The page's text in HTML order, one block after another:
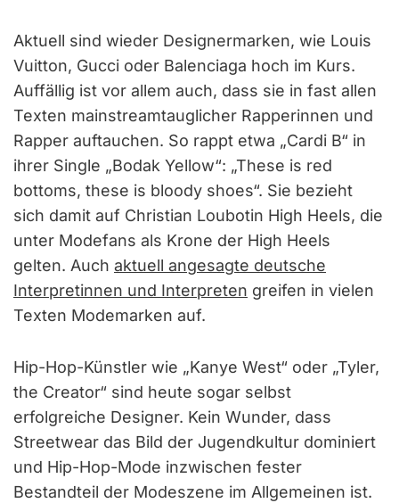
Aktuell sind wieder Designermarken, wie Louis
Vuitton, Gucci oder Balenciaga hoch im Kurs.
Auffällig ist vor allem auch, dass sie in fast allen
Texten mainstreamtauglicher Rapperinnen und
Rapper auftauchen. So rappt etwa „Cardi B“ in
ihrer Single „Bodak Yellow“: „These is red
bottoms, these is bloody shoes“. Sie bezieht
sich damit auf Christian Loubotin High Heels, die
unter Modefans als Krone der High Heels
gelten. Auch aktuell angesagte deutsche
Interpretinnen und Interpreten greifen in vielen
Texten Modemarken auf.
Hip-Hop-Künstler wie „Kanye West“ oder „Tyler,
the Creator“ sind heute sogar selbst
erfolgreiche Designer. Kein Wunder, dass
Streetwear das Bild der Jugendkultur dominiert
und Hip-Hop-Mode inzwischen fester
Bestandteil der Modeszene im Allgemeinen ist.